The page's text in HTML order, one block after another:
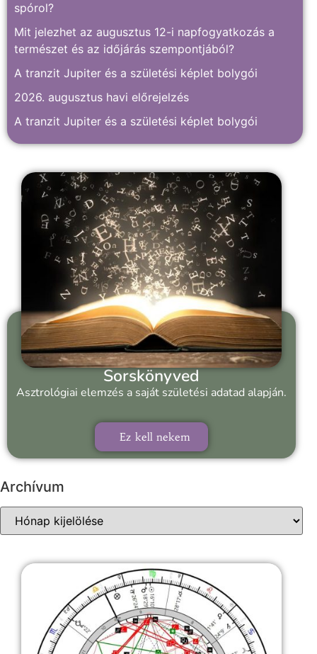
spórol?
Mit jelezhet az augusztus 12-i napfogyatkozás a
természet és az időjárás szempontjából?
A tranzit Jupiter és a születési képlet bolygói
2026. augusztus havi előrejelzés
A tranzit Jupiter és a születési képlet bolygói
Sorskönyved
Asztrológiai elemzés a saját születési adatad alapján.
Ez kell nekem
Archívum